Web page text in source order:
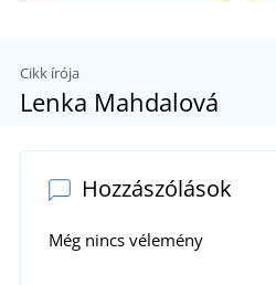
Cikk írója
Lenka Mahdalová
Hozzászólások
Még nincs vélemény